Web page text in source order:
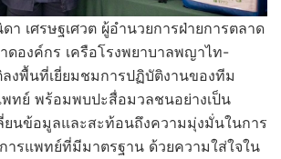
เศรษฐเศวต ผู้อำนวยการฝ่ายการตลาด
ดองค์กร เครือโรงพยาบาลพญาไท-
ลงพื้นที่เยี่ยมชมการปฏิบัติงานของทีม
ทย์ พร้อมพบปะสื่อมวลชนอย่างเป็น
ยนข้อมูลและสะท้อนถึงความมุ่งมั่นในการ
ารแพทย์ที่มีมาตรฐาน ด้วยความใส่ใจใน